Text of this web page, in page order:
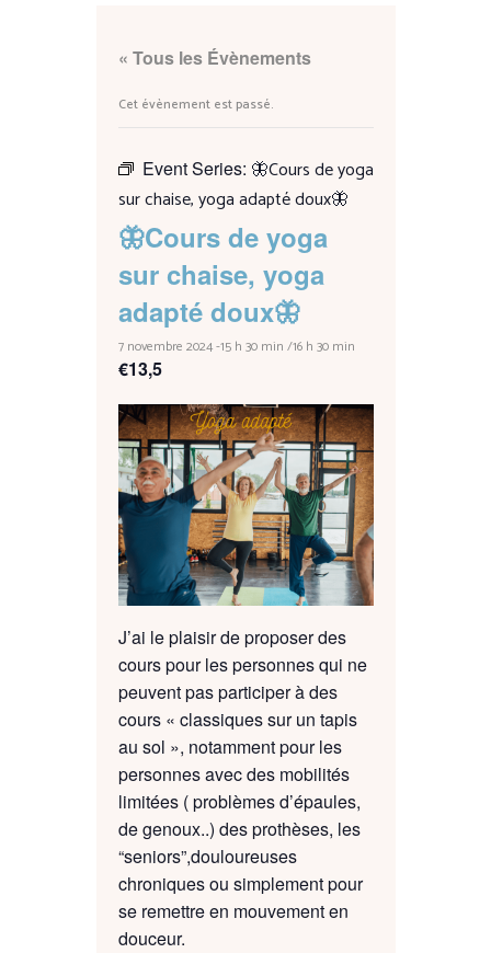
« Tous les Évènements
Cet évènement est passé.
Event Series: 🦋Cours de yoga
sur chaise, yoga adapté doux🦋
🦋Cours de yoga
sur chaise, yoga
adapté doux🦋
7 novembre 2024 -15 h 30 min /16 h 30 min
€13,5
J’ai le plaisir de proposer des
cours pour les personnes qui ne
peuvent pas participer à des
cours « classiques sur un tapis
au sol », notamment pour les
personnes avec des mobilités
limitées ( problèmes d’épaules,
de genoux..) des prothèses, les
“seniors”,douloureuses
chroniques ou simplement pour
se remettre en mouvement en
douceur.